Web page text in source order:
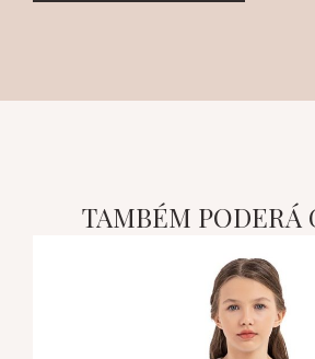
TAMBÉM PODERÁ